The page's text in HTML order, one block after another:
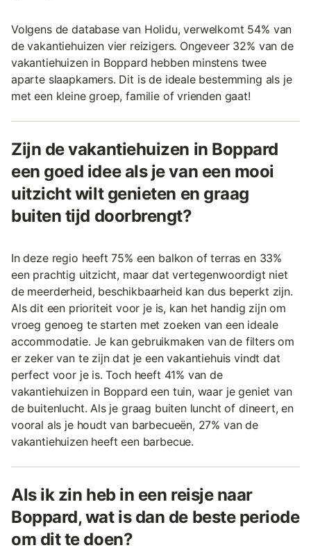
Volgens de database van Holidu, verwelkomt 54% van
de vakantiehuizen vier reizigers. Ongeveer 32% van de
vakantiehuizen in Boppard hebben minstens twee
aparte slaapkamers. Dit is de ideale bestemming als je
met een kleine groep, familie of vrienden gaat!
Zijn de vakantiehuizen in Boppard
een goed idee als je van een mooi
uitzicht wilt genieten en graag
buiten tijd doorbrengt?
In deze regio heeft 75% een balkon of terras en 33%
een prachtig uitzicht, maar dat vertegenwoordigt niet
de meerderheid, beschikbaarheid kan dus beperkt zijn.
Als dit een prioriteit voor je is, kan het handig zijn om
vroeg genoeg te starten met zoeken van een ideale
accommodatie. Je kan gebruikmaken van de filters om
er zeker van te zijn dat je een vakantiehuis vindt dat
perfect voor je is. Toch heeft 41% van de
vakantiehuizen in Boppard een tuin, waar je geniet van
de buitenlucht. Als je graag buiten luncht of dineert, en
vooral als je houdt van barbecueën, 27% van de
vakantiehuizen heeft een barbecue.
Als ik zin heb in een reisje naar
Boppard, wat is dan de beste periode
om dit te doen?